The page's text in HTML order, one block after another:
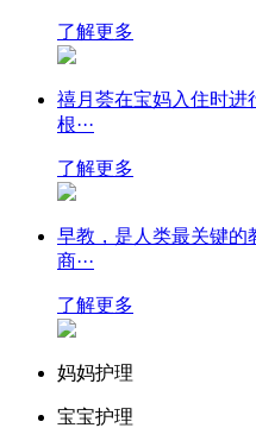
了解更多
禧月荟在宝妈入住时进
根···
了解更多
早教，是人类最关键的
商···
了解更多
妈妈护理
宝宝护理